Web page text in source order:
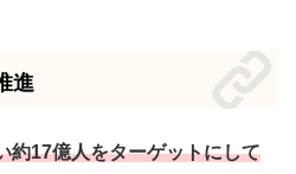
進
約17億人をターゲットにして